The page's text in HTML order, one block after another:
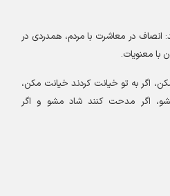
در معاشرت با مردم، همدردی در
معنویات.
اگر به تو خیانت کردند خیانت مکن،
اگر مدحت کنند شاد مشو و اگر